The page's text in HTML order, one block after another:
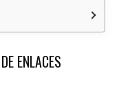
ENLACES